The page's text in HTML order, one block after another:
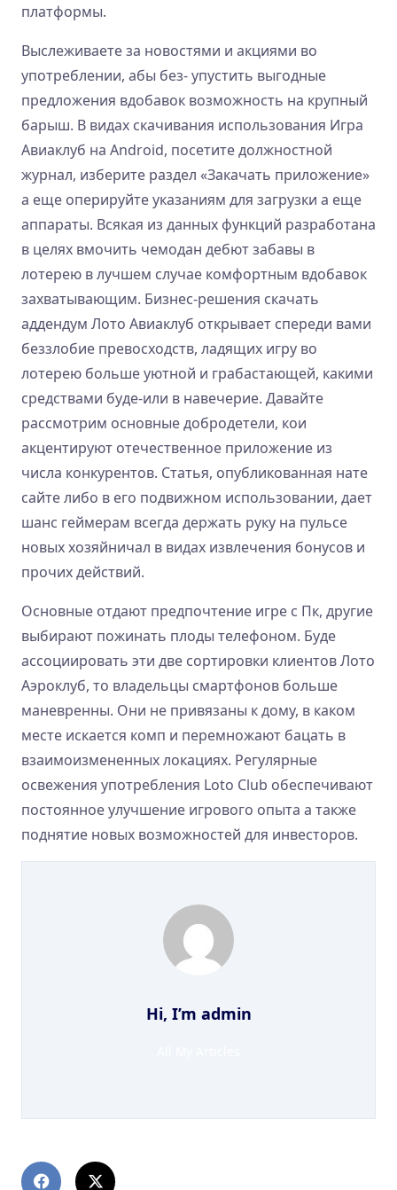
платформы.
Выслеживаете за новостями и акциями во
употреблении, абы без- упустить выгодные
предложения вдобавок возможность на крупный
барыш. В видах скачивания использования Игра
Авиаклуб на Android, посетите должностной
журнал, изберите раздел «Закачать приложение»
а еще оперируйте указаниям для загрузки а еще
аппараты. Всякая из данных функций разработана
в целях вмочить чемодан дебют забавы в
лотерею в лучшем случае комфортным вдобавок
захватывающим. Бизнес-решения скачать
аддендум Лото Авиаклуб открывает спереди вами
беззлобие превосходств, ладящих игру во
лотерею больше уютной и грабастающей, какими
средствами буде-или в навечерие. Давайте
рассмотрим основные добродетели, кои
акцентируют отечественное приложение из
числа конкурентов. Статья, опубликованная нате
сайте либо в его подвижном использовании, дает
шанс геймерам всегда держать руку на пульсе
новых хозяйничал в видах извлечения бонусов и
прочих действий.
Основные отдают предпочтение игре с Пк, другие
выбирают пожинать плоды телефоном. Буде
ассоциировать эти две сортировки клиентов Лото
Аэроклуб, то владельцы смартфонов больше
маневренны. Они не привязаны к дому, в каком
месте искается комп и перемножают бацать в
взаимоизмененных локациях. Регулярные
освежения употребления Loto Club обеспечивают
постоянное улучшение игрового опыта а также
поднятие новых возможностей для инвесторов.
Hi, I’m admin